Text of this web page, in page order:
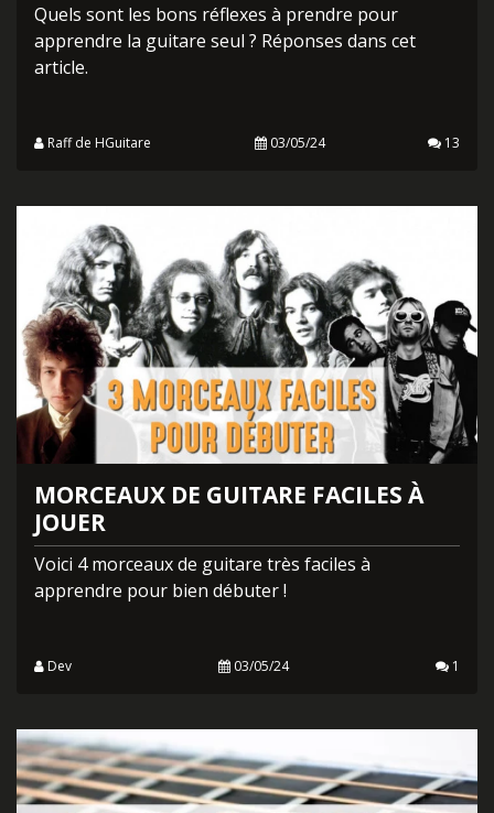
Quels sont les bons réflexes à prendre pour
apprendre la guitare seul ? Réponses dans cet
article.
Raff de HGuitare 03/05/24 13
MORCEAUX DE GUITARE FACILES À
JOUER
Voici 4 morceaux de guitare très faciles à
apprendre pour bien débuter !
Dev 03/05/24 1